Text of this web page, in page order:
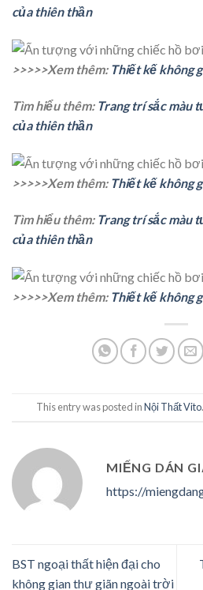
của thiên thần
>>>>>Xem thêm: Thiết kế không
Tìm hiểu thêm: Trang trí sắc màu
của thiên thần
>>>>>Xem thêm: Thiết kế không
Tìm hiểu thêm: Trang trí sắc màu
của thiên thần
>>>>>Xem thêm: Thiết kế không
This entry was posted inNội Thất Vito
MIẾNG DÁN
https://
BST ngoại thất hiện đại cho
không gian thư giãn ngoài trời